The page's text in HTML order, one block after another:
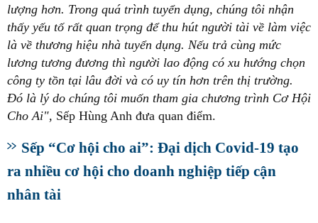
lượng hơn. Trong quá trình tuyển dụng, chúng tôi nhận
thấy yếu tố rất quan trọng để thu hút người tài về làm việc
là về thương hiệu nhà tuyển dụng. Nếu trả cùng mức
lương tương đương thì người lao động có xu hướng chọn
công ty tồn tại lâu đời và có uy tín hơn trên thị trường.
Đó là lý do chúng tôi muốn tham gia chương trình Cơ Hội
Cho Ai", Sếp Hùng Anh đưa quan điểm.
Sếp “Cơ hội cho ai”: Đại dịch Covid-19 tạo
ra nhiều cơ hội cho doanh nghiệp tiếp cận
nhân tài